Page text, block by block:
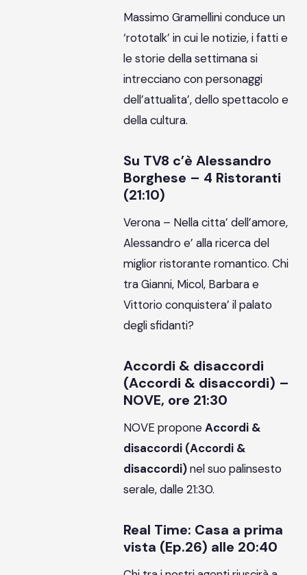
Massimo Gramellini conduce un
‘rototalk’ in cui le notizie, i fatti e
le storie della settimana si
intrecciano con personaggi
dell’attualita’, dello spettacolo e
della cultura.
Su TV8 c’è Alessandro
Borghese – 4 Ristoranti
(21:10)
Verona – Nella citta’ dell’amore,
Alessandro e’ alla ricerca del
miglior ristorante romantico. Chi
tra Gianni, Micol, Barbara e
Vittorio conquistera’ il palato
degli sfidanti?
Accordi & disaccordi
(Accordi & disaccordi) –
NOVE, ore 21:30
NOVE proponeAccordi &
disaccordi (Accordi &
disaccordi)nel suo palinsesto
serale, dalle 21:30.
Real Time: Casa a prima
vista (Ep.26) alle 20:40